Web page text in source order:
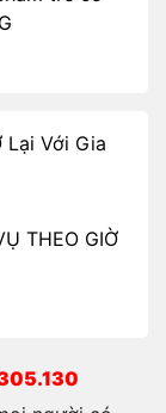
Lại Với Gia
THEO GIỜ